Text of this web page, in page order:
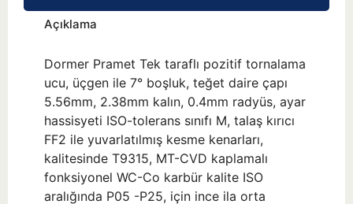
Aksesuarlar
Açıklama
Dormer Pramet Tek taraflı pozitif tornalama
ucu, üçgen ile 7° boşluk, teğet daire çapı
5.56mm, 2.38mm kalın, 0.4mm radyüs, ayar
hassisyeti ISO-tolerans sınıfı M, talaş kırıcı
FF2 ile yuvarlatılmış kesme kenarları,
kalitesinde T9315, MT-CVD kaplamalı
fonksiyonel WC-Co karbür kalite ISO
aralığında P05 -P25, için ince ila orta